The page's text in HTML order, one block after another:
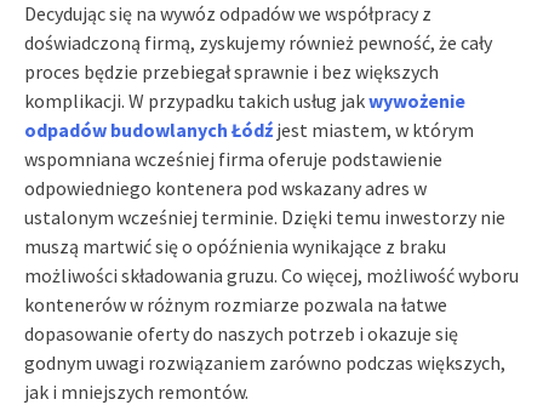
Decydując się na wywóz odpadów we współpracy z
doświadczoną firmą, zyskujemy również pewność, że cały
proces będzie przebiegał sprawnie i bez większych
komplikacji. W przypadku takich usług jakwywożenie
odpadów budowlanych Łódź jest miastem, w którym
wspomniana wcześniej firma oferuje podstawienie
odpowiedniego kontenera pod wskazany adres w
ustalonym wcześniej terminie. Dzięki temu inwestorzy nie
muszą martwić się o opóźnienia wynikające z braku
możliwości składowania gruzu. Co więcej, możliwość wyboru
kontenerów w różnym rozmiarze pozwala na łatwe
dopasowanie oferty do naszych potrzeb i okazuje się
godnym uwagi rozwiązaniem zarówno podczas większych,
jak i mniejszych remontów.